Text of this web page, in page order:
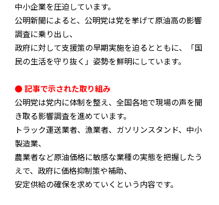
中小企業を圧迫しています。
公明新聞によると、公明党は党を挙げて原油高の影響
調査に乗り出し、
政府に対して支援策の早期実施を迫るとともに、「国
民の生活を守り抜く」姿勢を鮮明にしています。
● 記事で示された取り組み
公明党は党内に体制を整え、全国各地で現場の声を聞
き取る影響調査を進めています。
トラック運送業者、漁業者、ガソリンスタンド、中小
製造業、
農業者など原油価格に敏感な業種の実態を把握したう
えで、政府に価格抑制策や補助、
安定供給の確保を求めていくという内容です。